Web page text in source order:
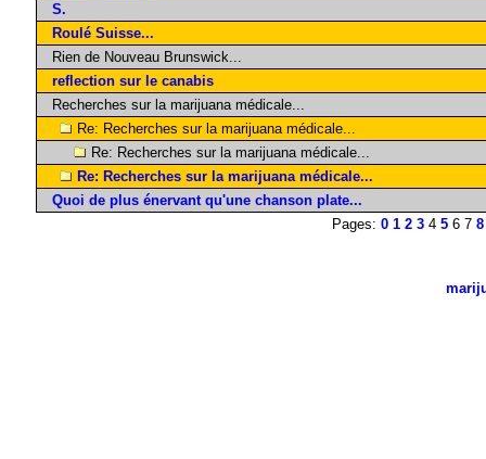
S.
Roulé Suisse...
Rien de Nouveau Brunswick...
reflection sur le canabis
Recherches sur la marijuana médicale...
Re: Recherches sur la marijuana médicale...
Re: Recherches sur la marijuana médicale...
Re: Recherches sur la marijuana médicale...
Quoi de plus énervant qu'une chanson plate...
Pages: 0 1 2 3 4 5 6 7 8